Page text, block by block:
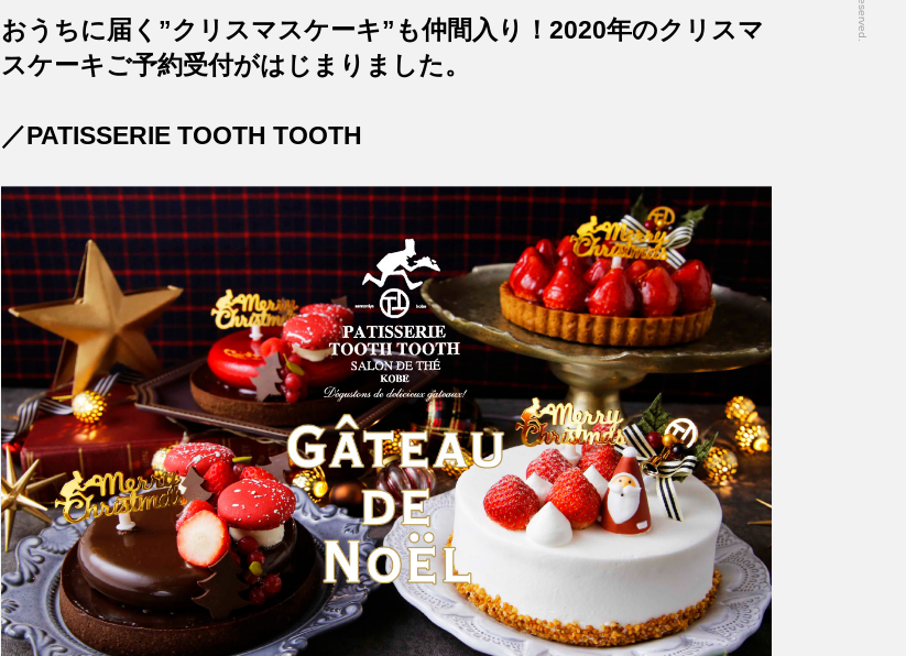
おうちに届く”クリスマスケーキ”も仲間入り！2020年のクリスマ
スケーキご予約受付がはじまりました。
／PATISSERIE TOOTH TOOTH